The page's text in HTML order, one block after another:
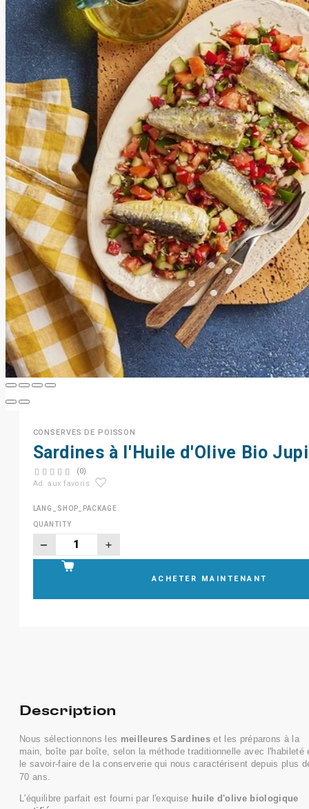
CONSERVES DE POISSON
Sardines à l'Huile d'Olive Bio
(0)
Ad. aux favoris
LANG_SHOP_PACKAGE
QUANTITY
ACHETER MAINTENANT
Description
Nous sélectionnons les meilleures Sardineset les préparons à la
main, boîte par boîte, selon la méthode traditionnelle avec l'habileté
le savoir-faire de la conserverie qui nous caractérisent depuis plus
70 ans.
L'équilibre parfait est fourni par l'exquise huile d'olive biologique